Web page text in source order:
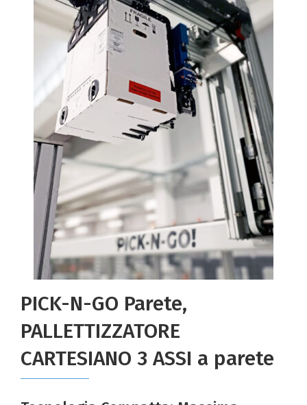
PICK-N-GO Parete,
PALLETTIZZATORE
CARTESIANO 3 ASSI a parete